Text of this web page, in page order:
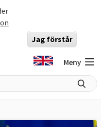
Jag förstår
Meny